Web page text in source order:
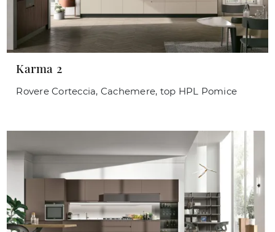
Karma 2
Rovere Corteccia, Cachemere, top HPL Pomice